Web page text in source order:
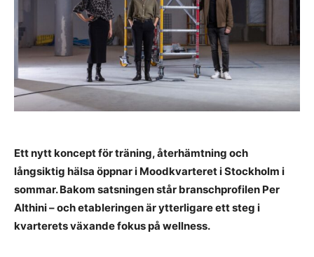
Ett nytt koncept för träning, återhämtning och
långsiktig hälsa öppnar i Moodkvarteret i Stockholm i
sommar. Bakom satsningen står branschprofilen Per
Althini – och etableringen är ytterligare ett steg i
kvarterets växande fokus på wellness.